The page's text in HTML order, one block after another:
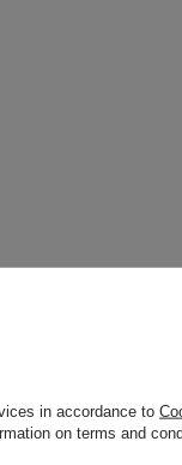
in accordance to
on terms and